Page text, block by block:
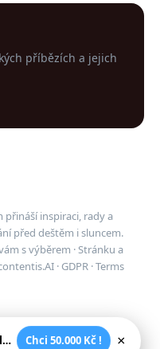
příbězích a jejich
přináší inspiraci, rady a
před deštěm i sluncem.
s výběrem · Stránku a
· GDPR·Terms
VIP uvítací bonus 50.000 Kč - legální české kasíno Chci 50.000 Kč ! ×